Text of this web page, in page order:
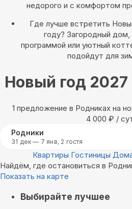
недорого и с комфортом
Где лучше встретить
году? Загородный
программой или уютный
подойдут для
Новый год 2027
1 предложение в Родниках на
4 000 ₽ /
Родники
31 дек — 7 янв, 2 гостя
Квартиры Гостиницы
Найдём, где остановиться в
Показать на карте
Выбирайте лучшее